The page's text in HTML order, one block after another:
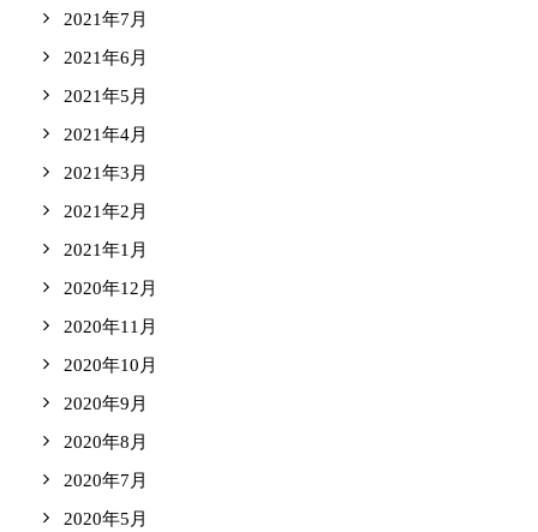
2021年7月
2021年6月
2021年5月
2021年4月
2021年3月
2021年2月
2021年1月
2020年12月
2020年11月
2020年10月
2020年9月
2020年8月
2020年7月
2020年5月